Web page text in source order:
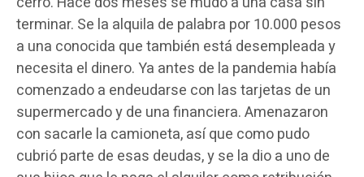
terminar. Se la alquila de palabra por 10.000 pesos
a una conocida que también está desempleada y
necesita el dinero. Ya antes de la pandemia había
comenzado a endeudarse con las tarjetas de un
supermercado y de una financiera. Amenazaron
con sacarle la camioneta, así que como pudo
cubrió parte de esas deudas, y se la dio a uno de